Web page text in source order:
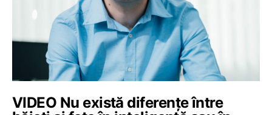
VIDEO Nu există diferențe între